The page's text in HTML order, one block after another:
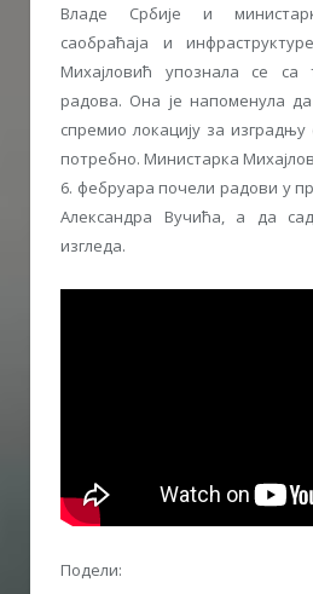
Владе Србије и
саобраћаја и
Михајловић упознала се
радова. Она је напоменула
спремио локацију за
потребно. Министарка
6. фебруара почели радови у
Александра Вучића, а да
изгледа.
Подели: